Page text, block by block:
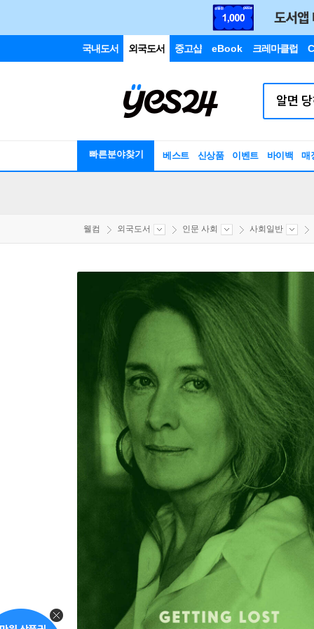
국내도서 외국도서 중고샵 eBook 크레마클럽
빠른분야찾기 베스트 신상품 이벤트 바이백 매
웰컴 외국도서 인문 사회 사회일반